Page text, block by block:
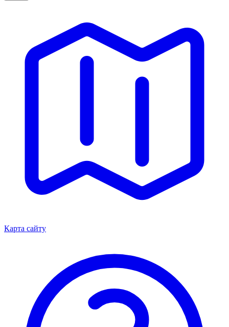
Карта сайту